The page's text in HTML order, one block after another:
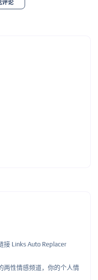
评论
接 Links Auto Replacer
两性情感频道，你的个人情